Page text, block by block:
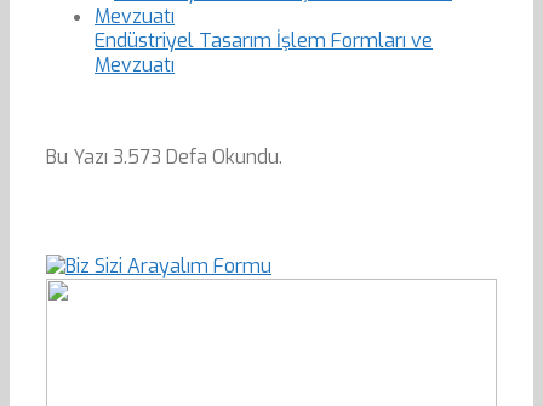
Endüstriyel Tasarım İşlem Formları ve
Mevzuatı
Bu Yazı 3.573 Defa Okundu.